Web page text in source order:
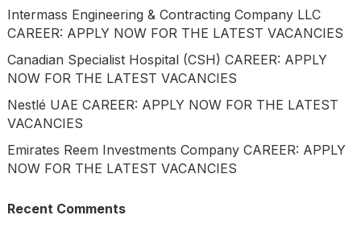
Intermass Engineering & Contracting Company LLC
CAREER: APPLY NOW FOR THE LATEST VACANCIES
Canadian Specialist Hospital (CSH) CAREER: APPLY
NOW FOR THE LATEST VACANCIES
Nestlé UAE CAREER: APPLY NOW FOR THE LATEST
VACANCIES
Emirates Reem Investments Company CAREER: APPLY
NOW FOR THE LATEST VACANCIES
Recent Comments